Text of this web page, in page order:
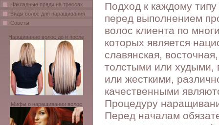
Накладные пряди на трессах
Виды волос для наращивания
Советы
Нарщивание волос до и после
Мифы о наращивании волос
Подход к каждому
перед выполнением
волос клиента по
которых является
славянская,
толстыми или
или жесткими,
качественными
Процедуру
Перед началам